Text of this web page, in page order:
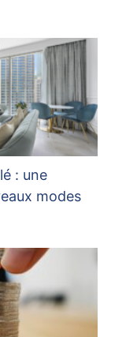
: une
modes